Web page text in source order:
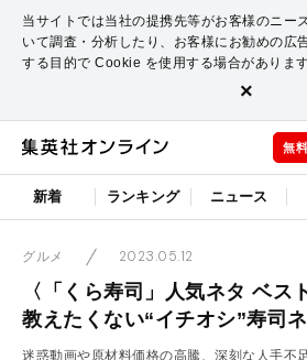
当サイトでは当社の提携先等がお客様のニー
いて調査・分析したり、お客様にお勧めの広
する目的で Cookie を使用する場合があります
×
無
新着 ランキング ニュース
グルメ 2023.05.12
〈「くら寿司」人気ネタ ベス
教えたくない“イチオシ”寿司
迷惑動画や原材料価格の高騰、深刻な人手不